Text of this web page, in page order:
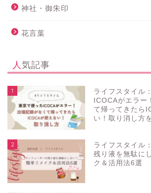
神社・御朱印
花言葉
人気記事
1
ライフスタイル
ICOCAがエラー
て帰ってきたら
い！取り消し方
2
ライフスタイル
残り液を無駄に
ク＆活用法6選